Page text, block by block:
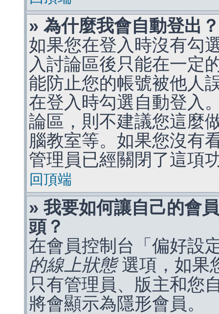
» 為什麼我會自動登出？
如果您在登入時沒有勾
入討論區後只能在一定
能防止您的帳號被他人
在登入時勾選自動登入
論區，則不建議您這麼
腦教室等。如果您沒有
管理員已經關閉了這項
回頂端
» 我要如何讓自己的會
頭？
在會員控制台「偏好設
的線上狀態選項，如果
只有管理員、版主和您
將會顯示為隱形會員。